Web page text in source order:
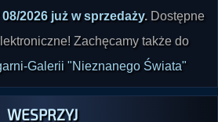
2026 już w sprzedaży. Dostępne
Zachęcamy także do
Galerii "Nieznanego Świata"
WESPRZYJ